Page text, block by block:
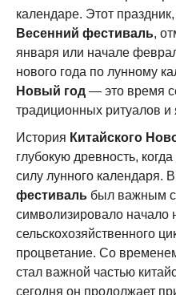
календаре. Этот
Весенний фестиваль,
января или начале
нового года по лунному
Новый год — это время
традиционных ритуалов и
История Китайского
глубокую древность,
силу лунного календаря.
фестиваль был важным
символизировало начало
сельскохозяйственного
процветание. Со
стал важной частью
сегодня он продолжает